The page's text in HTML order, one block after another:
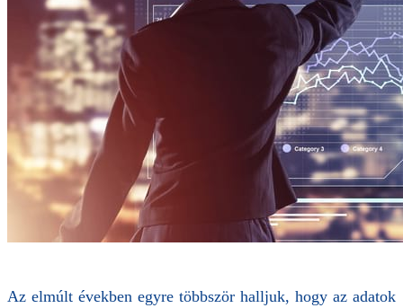
Az elmúlt években egyre többször halljuk, hogy az adatok